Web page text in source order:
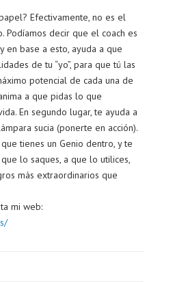
Efectivamente, no es el
Podíamos decir que el coach es
en base a esto, ayuda a que
de tu “yo”, para que tú las
potencial de cada una de
a que pidas lo que
En segundo lugar, te ayuda a
sucia (ponerte en acción).
tienes un Genio dentro, y te
lo saques, a que lo utilices,
más extraordinarios que
mi web: